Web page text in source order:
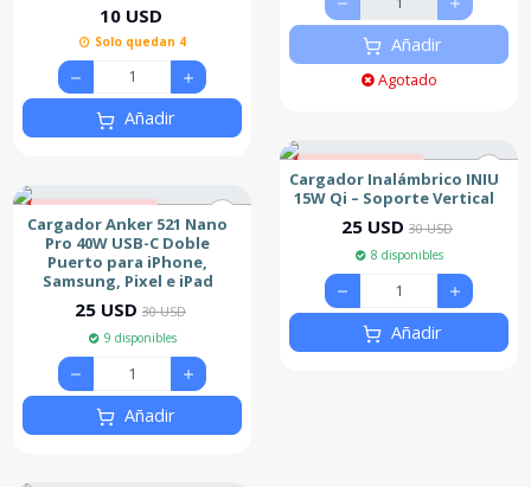
10 USD
Solo quedan 4
Añadir
Nuevo
Cargador Anker 521 Nano
Pro 40W USB-C Doble
Puerto para iPhone,
Samsung, Pixel e iPad
25 USD 30 USD
9 disponibles
Añadir
Añadir
Agotado
Nuevo
Cargador Inalámbrico INIU
15W Qi – Soporte Vertical
25 USD 30 USD
8 disponibles
Añadir